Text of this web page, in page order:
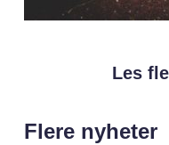
Les
Flere nyheter